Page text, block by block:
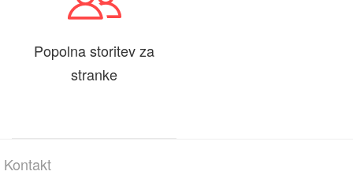
Popolna storitev za
stranke
Kontakt